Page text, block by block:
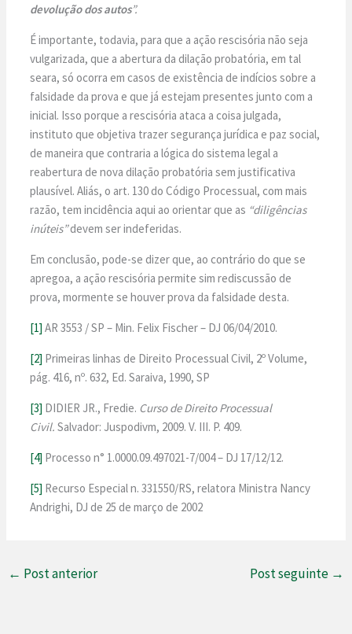
devolução dos autos”.
É importante, todavia, para que a ação rescisória não seja
vulgarizada, que a abertura da dilação probatória, em tal
seara, só ocorra em casos de existência de indícios sobre a
falsidade da prova e que já estejam presentes junto com a
inicial. Isso porque a rescisória ataca a coisa julgada,
instituto que objetiva trazer segurança jurídica e paz social,
de maneira que contraria a lógica do sistema legal a
reabertura de nova dilação probatória sem justificativa
plausível. Aliás, o art. 130 do Código Processual, com mais
razão, tem incidência aqui ao orientar que as “diligências
inúteis”devem ser indeferidas.
Em conclusão, pode-se dizer que, ao contrário do que se
apregoa, a ação rescisória permite sim rediscussão de
prova, mormente se houver prova da falsidade desta.
[1] AR 3553 / SP – Min. Felix Fischer – DJ 06/04/2010.
[2] Primeiras linhas de Direito Processual Civil, 2º Volume,
pág. 416, nº. 632, Ed. Saraiva, 1990, SP
[3] DIDIER JR., Fredie. Curso de Direito Processual
Civil.Salvador: Juspodivm, 2009. V. III. P. 409.
[4] Processo n° 1.0000.09.497021-7/004 – DJ 17/12/12.
[5] Recurso Especial n. 331550/RS, relatora Ministra Nancy
Andrighi, DJ de 25 de março de 2002
← Post anterior Post seguinte →